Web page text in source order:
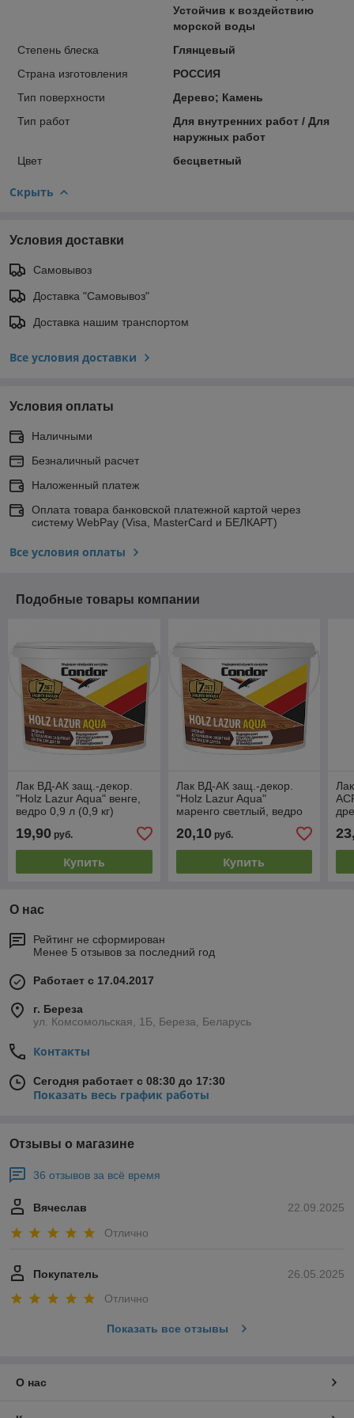
Устойчив к воздействию
морской воды
Степень блеска
Глянцевый
Страна изготовления
РОССИЯ
Тип поверхности
Дерево; Камень
Тип работ
Для внутренних работ / Для
наружных работ
Цвет
бесцветный
Скрыть
Условия доставки
Самовывоз
Доставка "Самовывоз"
Доставка нашим транспортом
Все условия доставки
Условия оплаты
Наличными
Безналичный расчет
Наложенный платеж
Оплата товара банковской платежной картой через
систему WebPay (Visa, MasterCard и БЕЛКАРТ)
Все условия оплаты
Подобные товары компании
Лак ВД-АК защ.-декор.
"Holz Lazur Aqua" венге,
ведро 0,9 л (0,9 кг)
19,90 руб.
Купить
Лак ВД-АК защ.-декор.
"Holz Lazur Aqua"
маренго светлый, ведро
20,10руб.
Купить
О нас
Рейтинг не сформирован
Менее 5 отзывов за последний год
Работает с 17.04.2017
г. Береза
ул. Комсомольская, 1Б, Береза, Беларусь
Контакты
Сегодня работает с 08:30 до 17:30
Показать весь график работы
Отзывы о магазине
36 отзывов за всё время
22.09.2025
Вячеслав
Отлично
26.05.2025
Покупатель
Отлично
Показать все отзывы
О нас